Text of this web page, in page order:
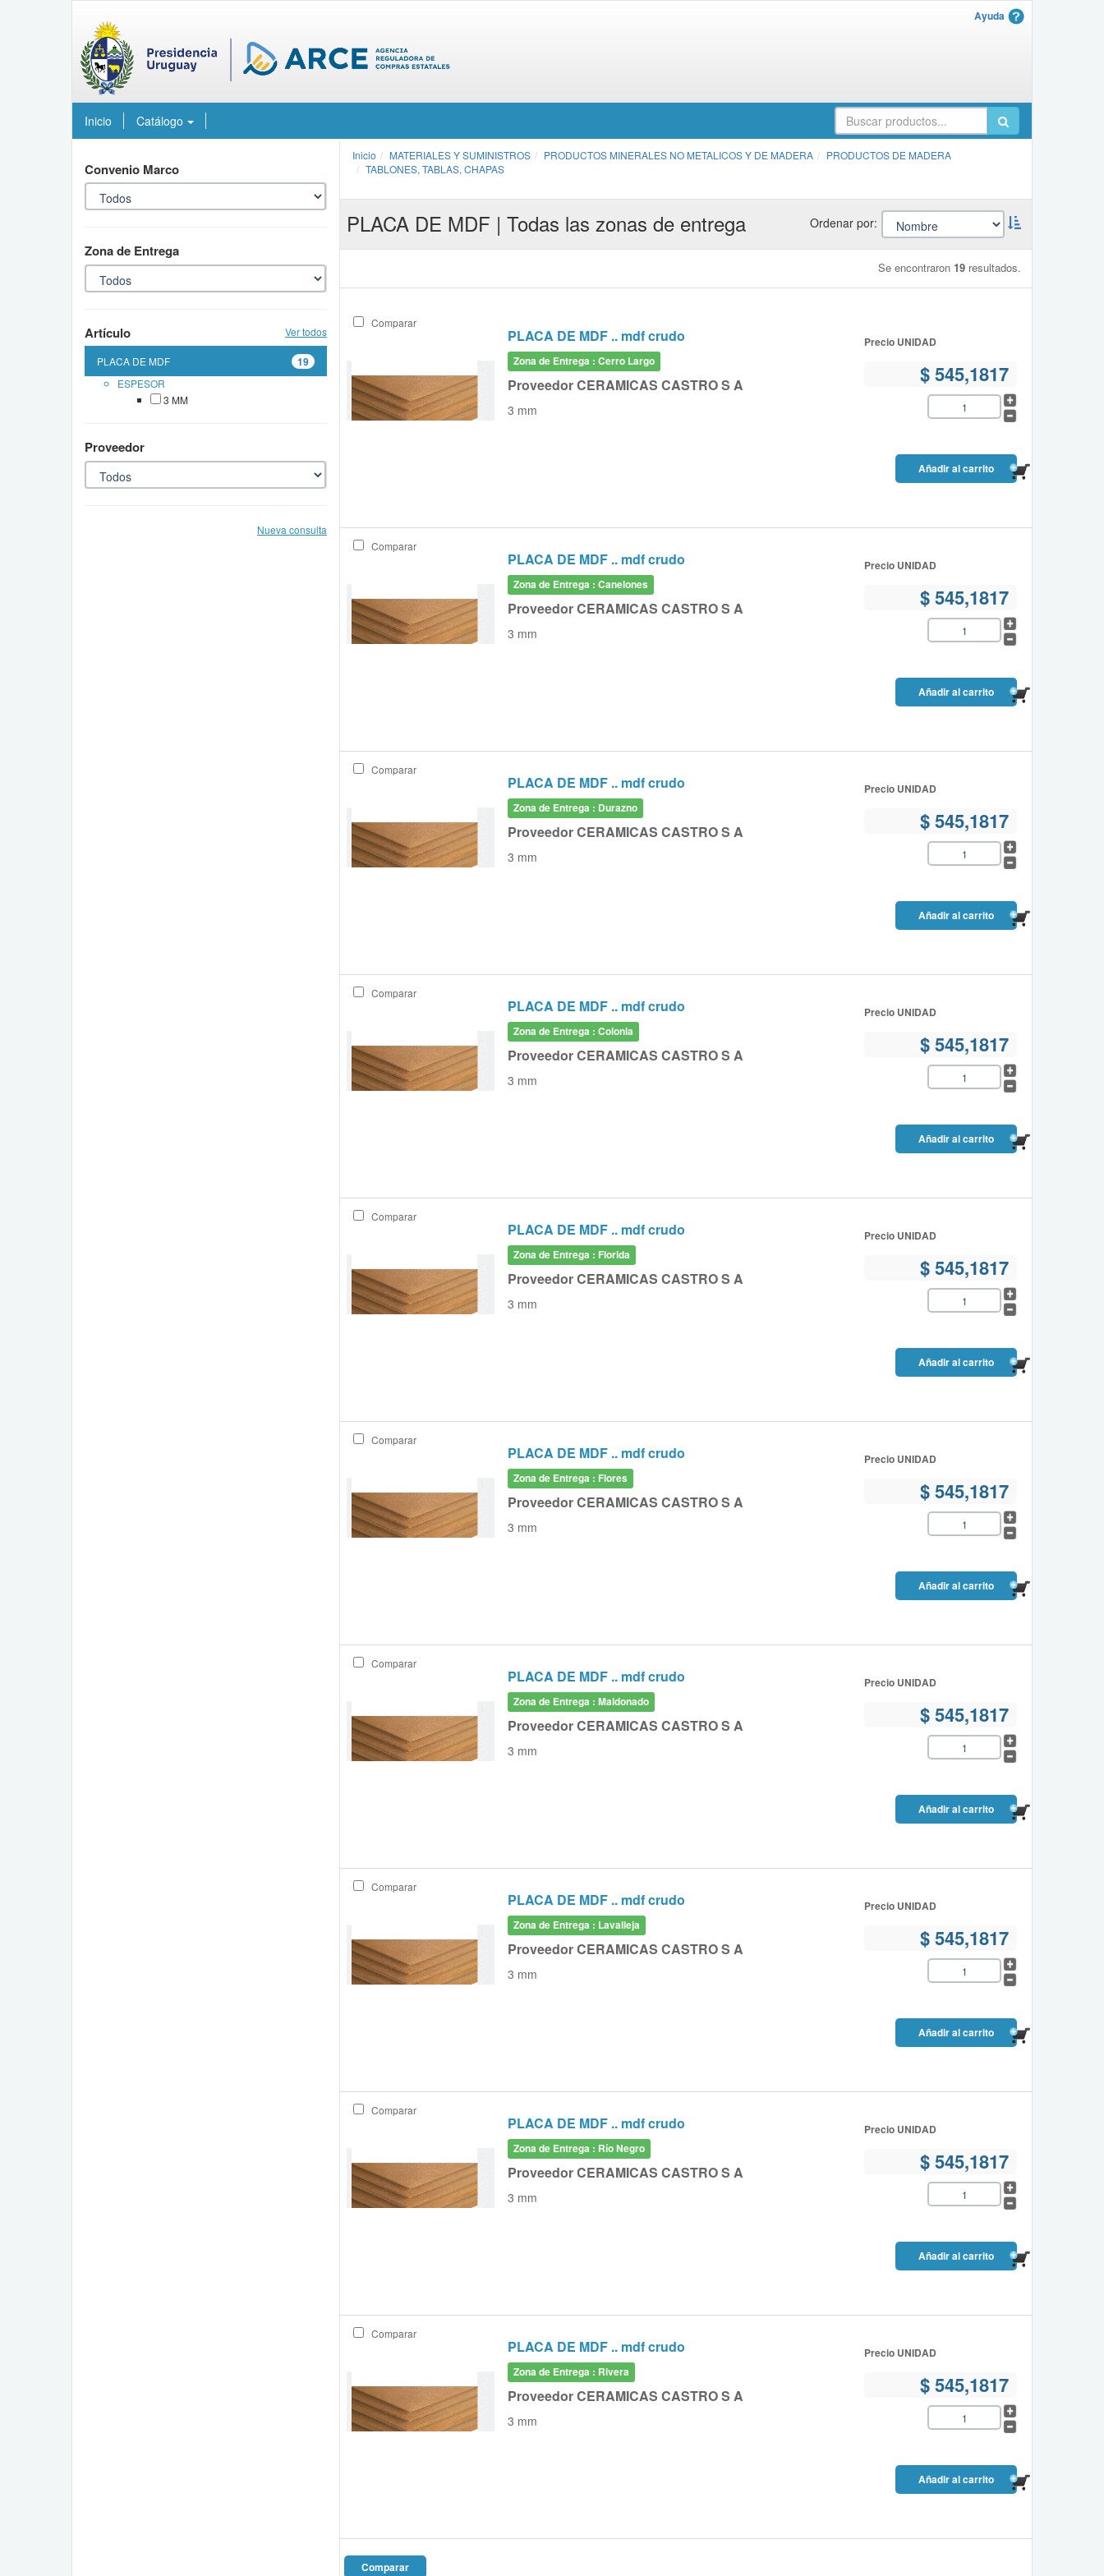
Ayuda
Inicio Catálogo
Convenio Marco
Zona de Entrega
Artículo Ver todos
19
PLACA DE MDF
ESPESOR
3 MM
Proveedor
Nueva consulta
Inicio MATERIALES Y SUMINISTROS PRODUCTOS MINERALES NO METALICOS Y DE MADERA
PRODUCTOS DE MADERA
TABLONES, TABLAS, CHAPAS
PLACA DE MDF | Todas las zonas de entrega Ordenar por:
Se encontraron 19 resultados.
Comparar
PLACA DE MDF .. mdf crudo
Zona de Entrega : Cerro Largo
Proveedor CERAMICAS CASTRO S A
3 mm
Precio UNIDAD
$ 545,1817
Comparar
PLACA DE MDF .. mdf crudo
Zona de Entrega : Canelones
Proveedor CERAMICAS CASTRO S A
3 mm
Precio UNIDAD
$ 545,1817
Comparar
PLACA DE MDF .. mdf crudo
Zona de Entrega : Durazno
Proveedor CERAMICAS CASTRO S A
3 mm
Precio UNIDAD
$ 545,1817
Comparar
PLACA DE MDF .. mdf crudo
Zona de Entrega : Colonia
Proveedor CERAMICAS CASTRO S A
3 mm
Precio UNIDAD
$ 545,1817
Comparar
PLACA DE MDF .. mdf crudo
Zona de Entrega : Florida
Proveedor CERAMICAS CASTRO S A
3 mm
Precio UNIDAD
$ 545,1817
Comparar
PLACA DE MDF .. mdf crudo
Zona de Entrega : Flores
Proveedor CERAMICAS CASTRO S A
3 mm
Precio UNIDAD
$ 545,1817
Comparar
PLACA DE MDF .. mdf crudo
Zona de Entrega : Maldonado
Proveedor CERAMICAS CASTRO S A
3 mm
Precio UNIDAD
$ 545,1817
Comparar
PLACA DE MDF .. mdf crudo
Zona de Entrega : Lavalleja
Proveedor CERAMICAS CASTRO S A
3 mm
Precio UNIDAD
$ 545,1817
Comparar
PLACA DE MDF .. mdf crudo
Zona de Entrega : Río Negro
Proveedor CERAMICAS CASTRO S A
3 mm
Precio UNIDAD
$ 545,1817
Comparar
PLACA DE MDF .. mdf crudo
Zona de Entrega : Rivera
Proveedor CERAMICAS CASTRO S A
3 mm
Precio UNIDAD
$ 545,1817